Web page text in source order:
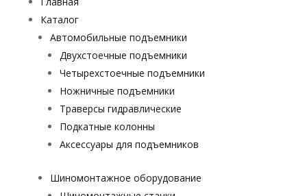
Каталог
Автомобильные подъемники
Двухстоечные подъемники
Четырехстоечные подъемники
Ножничные подъемники
Траверсы гидравлические
Подкатные колонны
Аксессуары для подъемников
Шиномонтажное оборудование